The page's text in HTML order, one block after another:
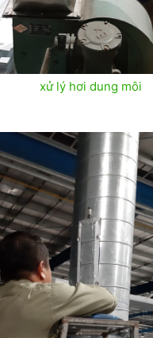
xử lý hơi dung môi